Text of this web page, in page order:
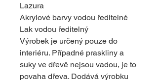
Lazura
Akrylové barvy vodou ředitelné
Lak vodou ředitelný
Výrobek je určený pouze do
interiéru. Případné praskliny a
suky ve dřevě nejsou vadou, je to
povaha dřeva. Dodává výrobku